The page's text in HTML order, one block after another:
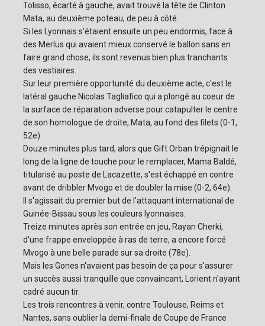
Tolisso, écarté à gauche, avait trouvé la tête de Clinton
Mata, au deuxième poteau, de peu à côté.
Si les Lyonnais s'étaient ensuite un peu endormis, face à
des Merlus qui avaient mieux conservé le ballon sans en
faire grand chose, ils sont revenus bien plus tranchants
des vestiaires.
Sur leur première opportunité du deuxième acte, c'est le
latéral gauche Nicolas Tagliafico qui a plongé au coeur de
la surface de réparation adverse pour catapulter le centre
de son homologue de droite, Mata, au fond des filets (0-1,
52e).
Douze minutes plus tard, alors que Gift Orban trépignait le
long de la ligne de touche pour le remplacer, Mama Baldé,
titularisé au poste de Lacazette, s'est échappé en contre
avant de dribbler Mvogo et de doubler la mise (0-2, 64e).
Il s'agissait du premier but de l'attaquant international de
Guinée-Bissau sous les couleurs lyonnaises.
Treize minutes après son entrée en jeu, Rayan Cherki,
d'une frappe enveloppée à ras de terre, a encore forcé
Mvogo à une belle parade sur sa droite (78e).
Mais les Gones n'avaient pas besoin de ça pour s'assurer
un succès aussi tranquille que convaincant, Lorient n'ayant
cadré aucun tir.
Les trois rencontres à venir, contre Toulouse, Reims et
Nantes, sans oublier la demi-finale de Coupe de France